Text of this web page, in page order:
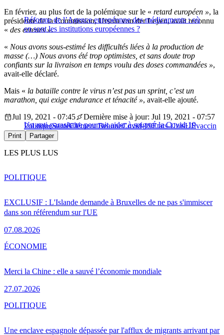
Réforme de l’Agence européenne des médicaments : où
en sont les institutions européennes ?
En février, au plus fort de la polémique sur le « retard européen », la
présidente de la Commission, Ursula von der Leyen, avait reconnu
« des erreurs ».
« Nous avons sous-estimé les difficultés liées à la production de
masse (…) Nous avons été trop optimistes, et sans doute trop
confiants sur la livraison en temps voulu des doses commandées »,
avait-elle déclaré.
Mais « la bataille contre le virus n’est pas un sprint, c’est un
marathon, qui exige endurance et ténacité », avait-elle ajouté.
Un anti-parasitaire pourrait aider à soigner la Covid-19
Jul 19, 2021 - 07:45
Dernière mise à jour: Jul 19, 2021 - 07:57
PolitiqueSantéClément BeauneCovid-19États-UnisUEvaccin
Print Partager
LES PLUS LUS
EXCLUSIF : L'Islande demande à Bruxelles de ne pas s'immiscer
dans son référendum sur l'UE
07.08.2026
POLITIQUE
Merci la Chine : elle a sauvé l’économie mondiale
27.07.2026
ÉCONOMIE
Une enclave espagnole dépassée par l'afflux de migrants arrivant par
POLITIQUE